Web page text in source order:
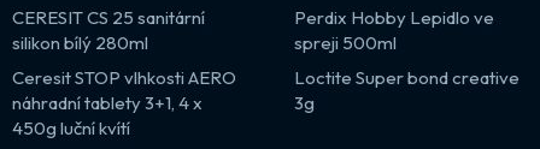
CERESIT CS 25 sanitární
silikon bílý 280ml
Ceresit STOP vlhkosti AERO
náhradní tablety 3+1, 4 x
450g luční kvítí
Perdix Hobby Lepidlo ve
spreji 500ml
Loctite Super bond creative
3g